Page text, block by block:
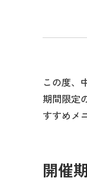
この度、
期間限定
すすめメ
開催